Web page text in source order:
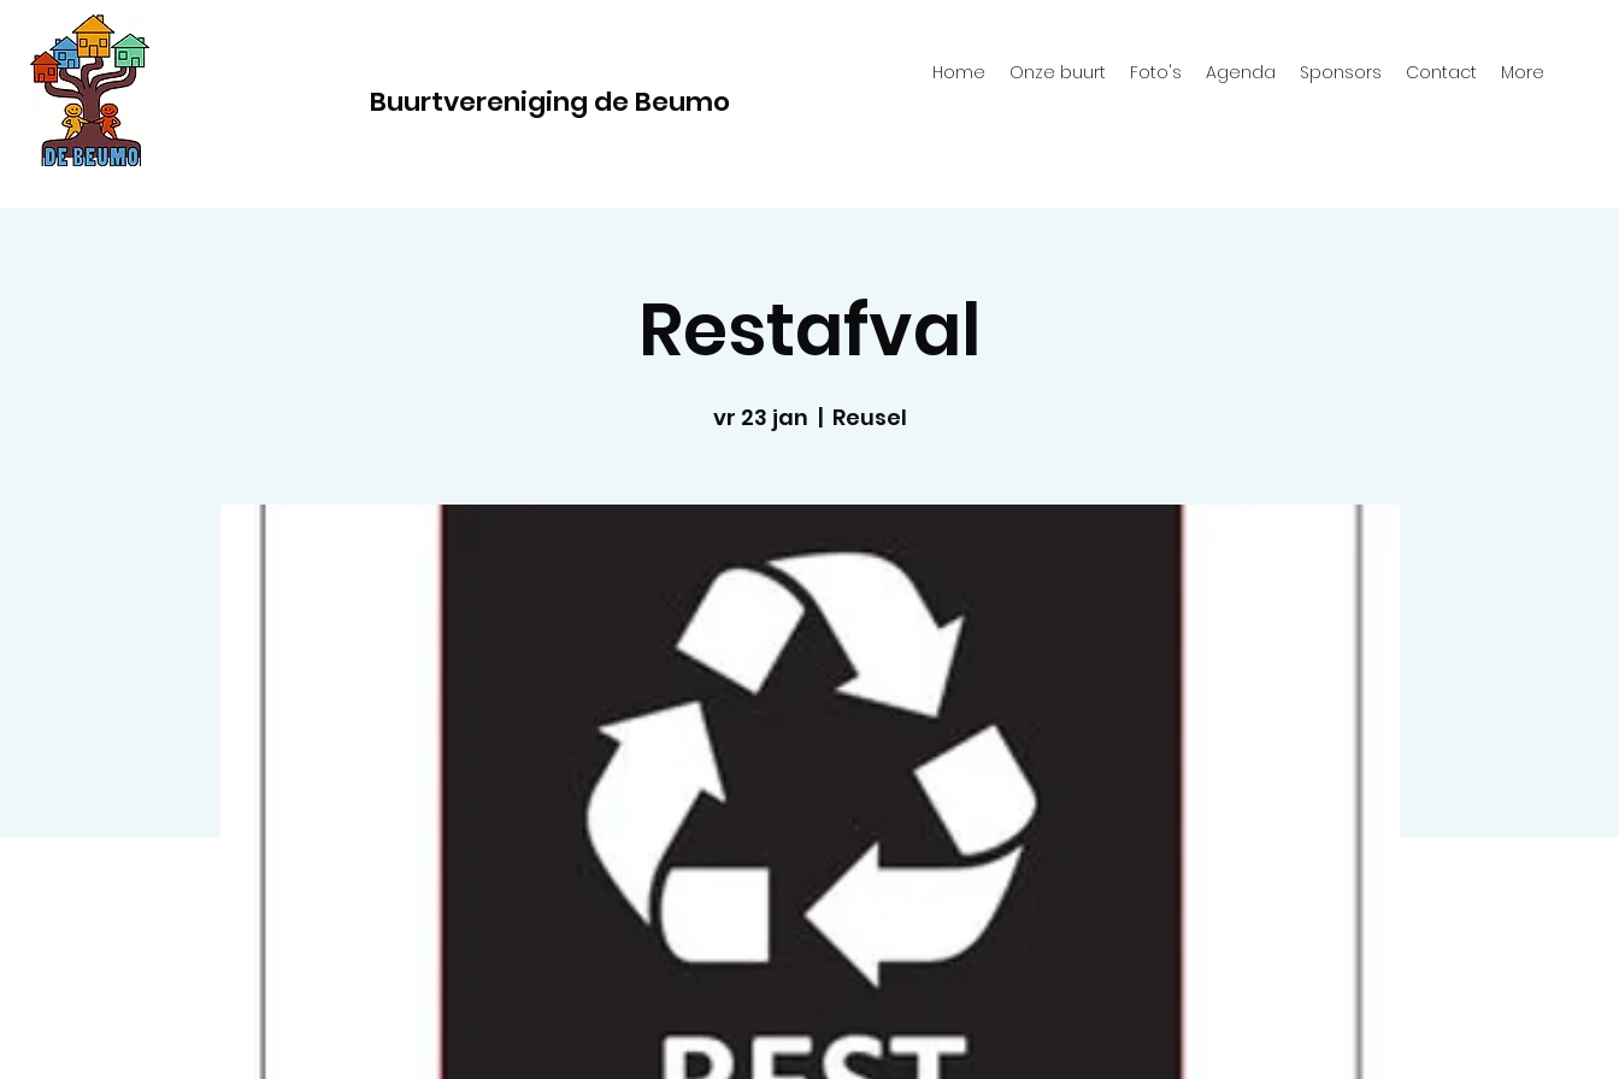
Buurtvereniging de Beumo
Home Onze buurt Foto's Agenda Sponsors Contact More
Restafval
vr 23 jan
  |
Reusel